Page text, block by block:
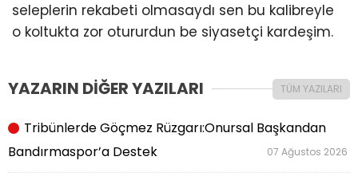
seleplerin rekabeti olmasaydı sen bu kalibreyle
o koltukta zor otururdun be siyasetçi kardeşim.
YAZARIN DİĞER YAZILARI TÜM YAZILARI
Tribünlerde Göçmez Rüzgarı:Onursal Başkandan
Bandırmaspor’a Destek
07 Ağustos 2026